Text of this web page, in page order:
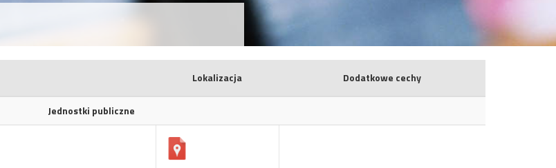
Lokalizacja Dodatkowe cechy
Jednostki publiczne